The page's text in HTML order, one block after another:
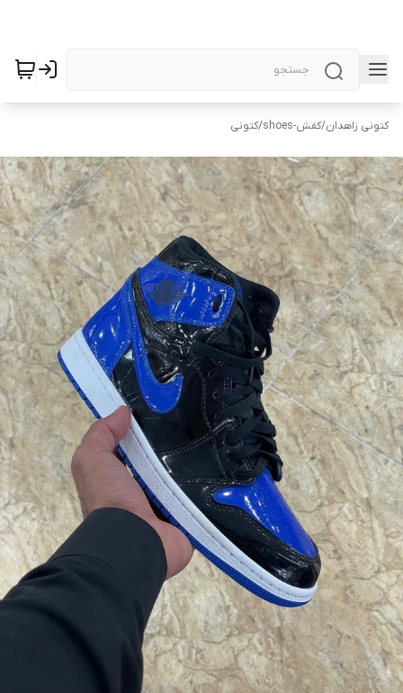
کتونی زاهدان/کفش-shoes /کتونی